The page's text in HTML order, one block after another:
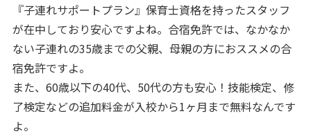
『子連れサポートプラン』保育士資格を持ったスタッフ
が在中しており安心ですよね。合宿免許では、なかなか
ない子連れの35歳までの父親、母親の方におススメの合
宿免許ですよ。
また、60歳以下の40代、50代の方も安心！ 技能検定、修
了検定などの追加料金が入校から1ヶ月まで無料なんです
よ。